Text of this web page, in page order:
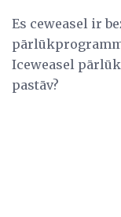
Es ceweasel ir
Iceweasel
pastāv?